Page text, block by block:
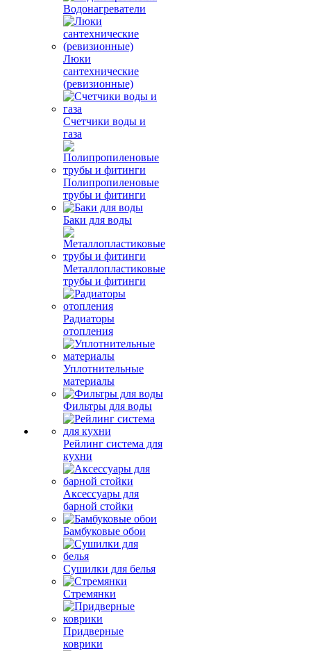
Водонагреватели
Люки
сантехнические
(ревизионные)
Счетчики воды и
газа
Полипропиленовые
трубы и фитинги
Баки для воды
Металлопластиковые
трубы и фитинги
Радиаторы
отопления
Уплотнительные
материалы
Фильтры для воды
Рейлинг система для
кухни
Аксессуары для
барной стойки
Бамбуковые обои
Сушилки для белья
Стремянки
Придверные
коврики